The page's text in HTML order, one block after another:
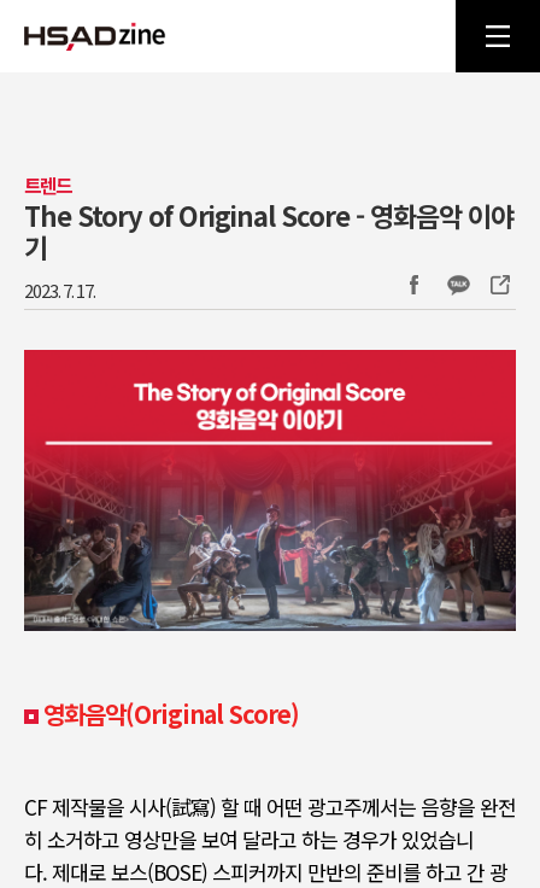
트렌드
The Story of Original Score - 영화음악 이야
기
2023. 7. 17.
영화음악(Original Score)
CF제작물을 시사(試寫) 할 때 어떤 광고주께서는 음향을 완전
히 소거하고 영상만을 보여 달라고 하는 경우가 있었습니
다.제대로 보스(BOSE) 스피커까지 만반의 준비를 하고 간 광